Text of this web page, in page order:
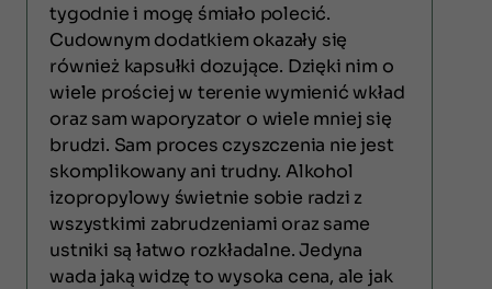
tygodnie i mogę śmiało polecić.
Cudownym dodatkiem okazały się
również kapsułki dozujące. Dzięki nim o
wiele prościej w terenie wymienić wkład
oraz sam waporyzator o wiele mniej się
brudzi. Sam proces czyszczenia nie jest
skomplikowany ani trudny. Alkohol
izopropylowy świetnie sobie radzi z
wszystkimi zabrudzeniami oraz same
ustniki są łatwo rozkładalne. Jedyna
wada jaką widzę to wysoka cena, ale jak